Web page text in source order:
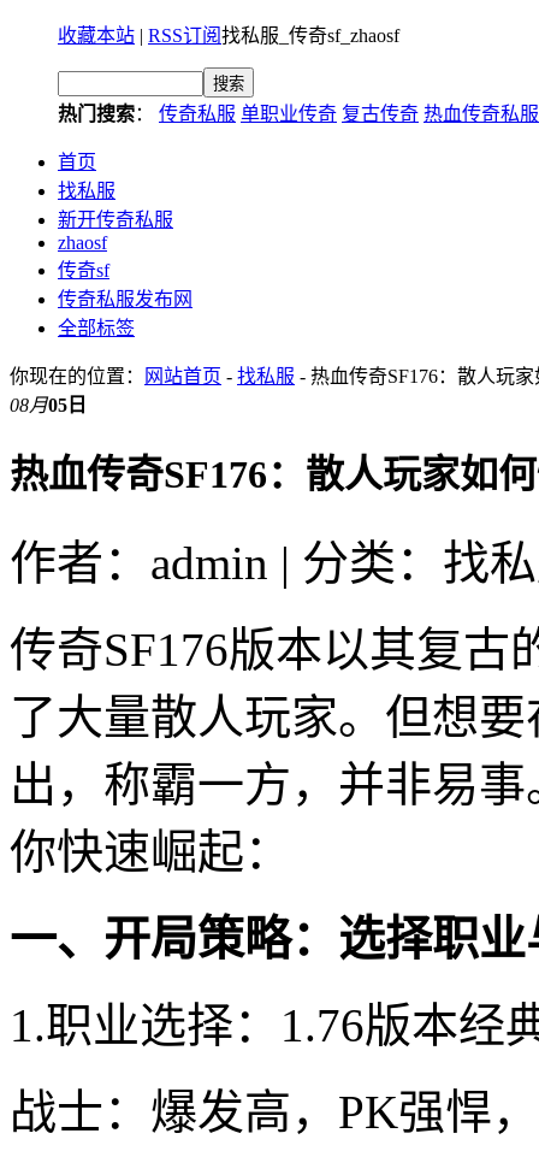
收藏本站 | RSS订阅找私服_传奇sf_zhaosf
热门搜索： 传奇私服 单职业传奇 复古传奇 热血传奇私服
首页
找私服
新开传奇私服
zhaosf
传奇sf
传奇私服发布网
全部标签
你现在的位置： 网站首页 - 找私服 - 热血传奇SF176：散人玩
08月05日
热血传奇SF176：散人玩家如
作者：admin | 分类：找
传奇SF176版本以其复
了大量散人玩家。但想
出，称霸一方，并非易
你快速崛起：
一、开局策略：选择职
1.职业选择：1.76版本经
战士：爆发高，PK强悍